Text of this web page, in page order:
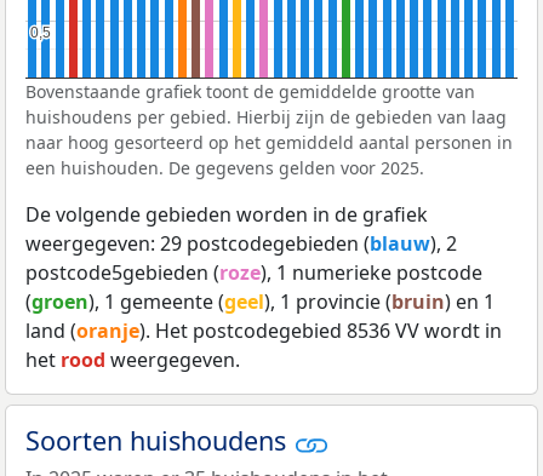
0,5
0,5
Bovenstaande grafiek toont de gemiddelde grootte van
huishoudens per gebied. Hierbij zijn de gebieden van laag
naar hoog gesorteerd op het gemiddeld aantal personen in
een huishouden. De gegevens gelden voor 2025.
De volgende gebieden worden in de grafiek
weergegeven: 29 postcodegebieden (blauw), 2
postcode5gebieden (roze), 1 numerieke postcode
(groen), 1 gemeente (geel), 1 provincie (bruin) en 1
land (oranje). Het postcodegebied 8536 VV wordt in
het rood weergegeven.
Soorten huishoudens